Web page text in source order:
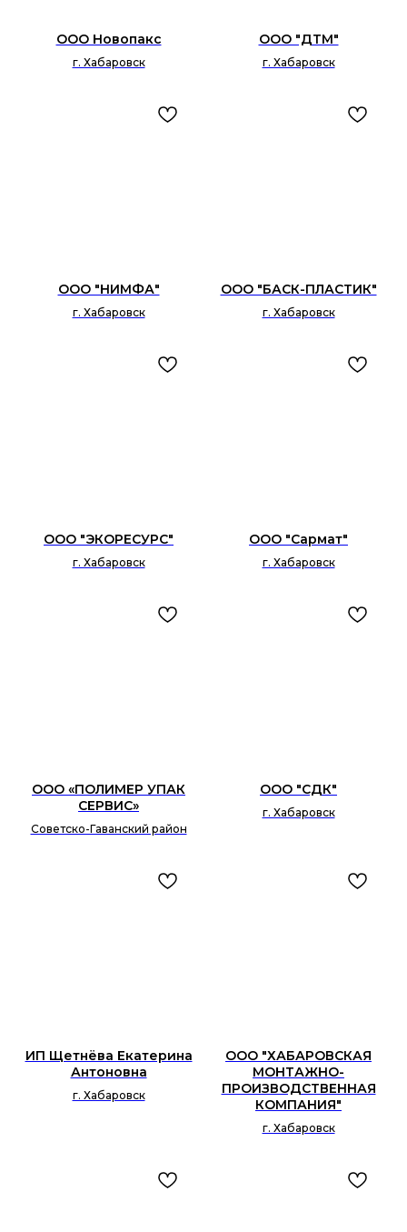
ООО Новопакс
г. Хабаровск
ООО "ДТМ"
г. Хабаровск
ООО "НИМФА"
г. Хабаровск
ООО "БАСК-ПЛАСТИК"
г. Хабаровск
ООО "ЭКОРЕСУРС"
г. Хабаровск
ООО "Сармат"
г. Хабаровск
ООО «ПОЛИМЕР УПАК
СЕРВИС»
Советско-Гаванский район
ООО "СДК"
г. Хабаровск
ИП Щетнёва Екатерина
Антоновна
г. Хабаровск
ООО "ХАБАРОВСКАЯ
МОНТАЖНО-
ПРОИЗВОДСТВЕННАЯ
КОМПАНИЯ"
г. Хабаровск